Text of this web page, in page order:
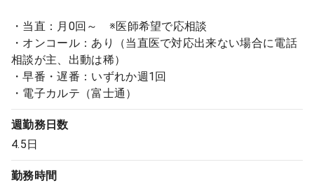
・当直：月0回～ ※医師希望で応相談
・オンコール：あり（当直医で対応出来ない場合に電話
相談が主、出動は稀）
・早番・遅番：いずれか週1回
・電子カルテ（富士通）
週勤務日数
4.5日
勤務時間